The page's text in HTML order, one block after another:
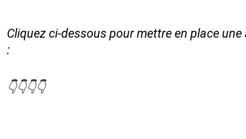
Cliquez ci-dessous pour mettre en place
:
👇👇👇👇